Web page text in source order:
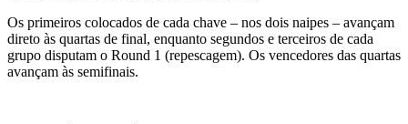
Os primeiros colocados de cada chave – nos dois naipes – avançam
direto às quartas de final, enquanto segundos e terceiros de cada
grupo disputam o Round 1 (repescagem). Os vencedores das quartas
avançam às semifinais.